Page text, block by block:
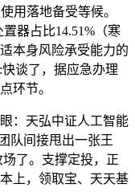
用落地备受等候。
器占比14.51%（寒
本身风险承受能力的
谈了，据应急办理
环节。
：天弘中证人工智能
队间接甩出一张王
了。支撑定投，正
上，领取宝、天天基